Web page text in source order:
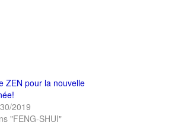
ZEN pour la nouvelle
2019
"FENG-SHUI"